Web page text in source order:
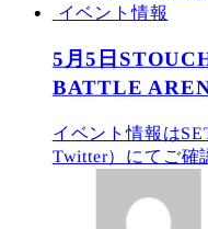
イベント情報
5月5日
BATTLE
イベント情報は
Twitter）にてご確